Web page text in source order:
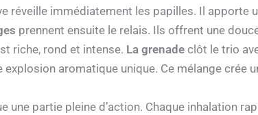
réveille immédiatement les papilles. Il apporte
prennent ensuite le relais. Ils offrent une
riche, rond et intense. La grenade clôt le trio
explosion aromatique unique. Ce mélange crée
une partie pleine d’action. Chaque inhalation